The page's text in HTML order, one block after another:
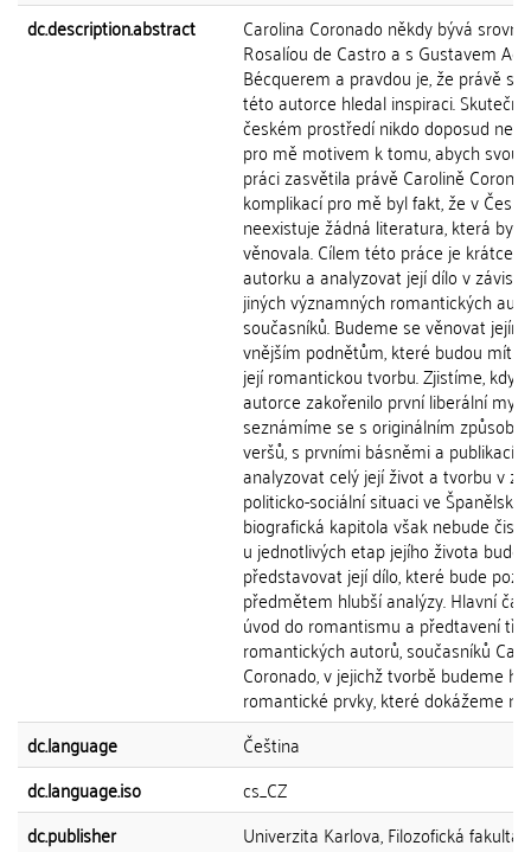
dc.description.abstract
Carolina Coronado někdy bývá
Rosalíou de Castro a s Gustavem
Bécquerem a pravdou je, že právě
této autorce hledal inspiraci.
českém prostředí nikdo doposud
pro mě motivem k tomu, abych svou
práci zasvětila právě Carolině
komplikací pro mě byl fakt, že v
neexistuje žádná literatura, která by
věnovala. Cílem této práce je krátce
autorku a analyzovat její dílo v
jiných významných romantických
současníků. Budeme se věnovat
vnějším podnětům, které budou mít
její romantickou tvorbu. Zjistíme, kdy
autorce zakořenilo první liberální
seznámíme se s originálním
veršů, s prvními básněmi a publikací.
analyzovat celý její život a tvorbu v
politicko-sociální situaci ve
biografická kapitola však nebude
u jednotlivých etap jejího života
představovat její dílo, které bude
předmětem hlubší analýzy. Hlavní
úvod do romantismu a předtavení tří
romantických autorů, současníků
Coronado, v jejichž tvorbě budeme
romantické prvky, které dokážeme na
dc.language
Čeština
dc.language.iso
cs_CZ
dc.publisher
Univerzita Karlova, Filozofická fakulta